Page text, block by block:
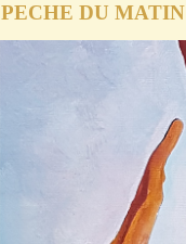
PECHE DU MATIN